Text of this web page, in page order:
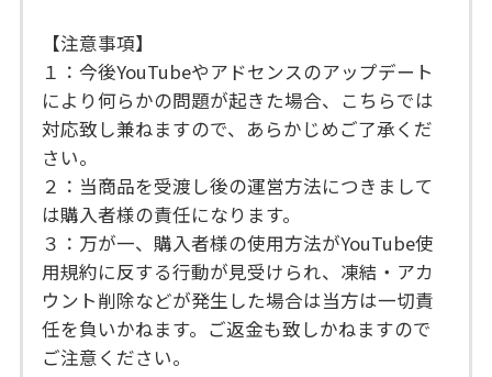
【注意事項】
１：今後YouTubeやアドセンスのアップデート
により何らかの問題が起きた場合、こちらでは
対応致し兼ねますので、あらかじめご了承くだ
さい。
２：当商品を受渡し後の運営方法につきまして
は購入者様の責任になります。
３：万が一、購入者様の使用方法がYouTube使
用規約に反する行動が見受けられ、凍結・アカ
ウント削除などが発生した場合は当方は一切責
任を負いかねます。ご返金も致しかねますので
ご注意ください。